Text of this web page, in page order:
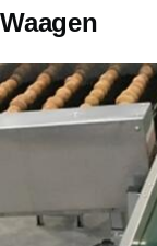
Waagen
Bild